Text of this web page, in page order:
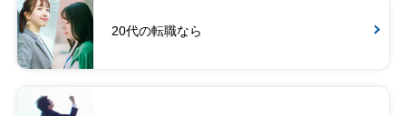
20代の転職なら